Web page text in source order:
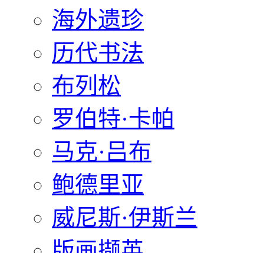
海外遗珍
历代书法
布列松
罗伯特·卡帕
马克·吕布
鲍德里亚
威尼斯·伊斯兰